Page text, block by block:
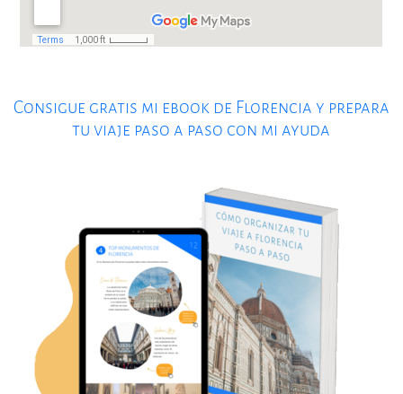
Consigue gratis mi ebook de Florencia y prepara
tu viaje paso a paso con mi ayuda